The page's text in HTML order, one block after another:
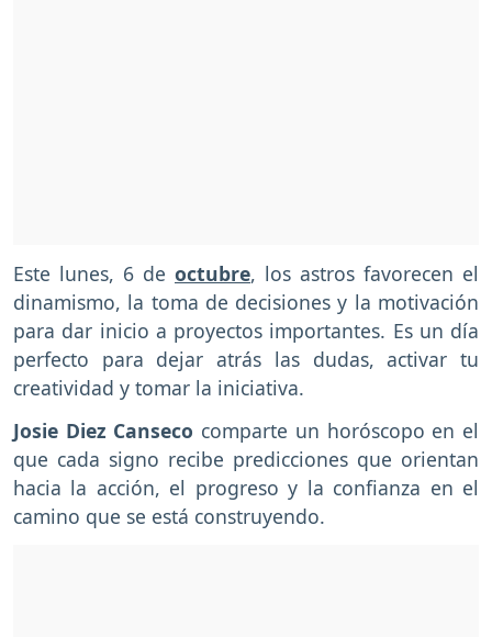
Este lunes, 6 de octubre, los astros favorecen el
dinamismo, la toma de decisiones y la motivación
para dar inicio a proyectos importantes. Es un día
perfecto para dejar atrás las dudas, activar tu
creatividad y tomar la iniciativa.
Josie Diez Canseco comparte un horóscopo en el
que cada signo recibe predicciones que orientan
hacia la acción, el progreso y la confianza en el
camino que se está construyendo.